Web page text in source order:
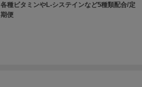
各種ビタミンやL-システインなど5種類配合/定
期便